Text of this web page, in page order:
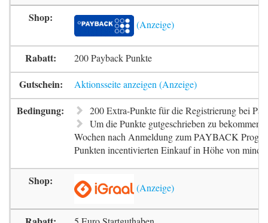
200 Payback Punkte
Aktionsseite anzeigen
200 Extra-Punkte für die Registrierung bei
Um die Punkte gutgeschrieben zu bekommen,
Wochen nach Anmeldung zum PAYBACK
Punkten incentivierten Einkauf in Höhe von